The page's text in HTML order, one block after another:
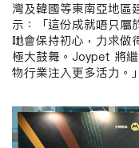
灣及韓國等東南亞地區
示：「這份成就唔只屬
哋會保持初心，力求做
極大鼓舞。 Joypet 將
物行業注入更多活力。」